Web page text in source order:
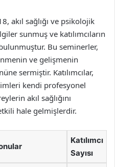
akıl sağlığı ve psikolojik
sunmuş ve katılımcıların
Bu seminerler,
ve gelişmenin
sermiştir. Katılımcılar,
kendi profesyonel
akıl sağlığını
hale gelmişlerdir.
Katılımcı
Sayısı